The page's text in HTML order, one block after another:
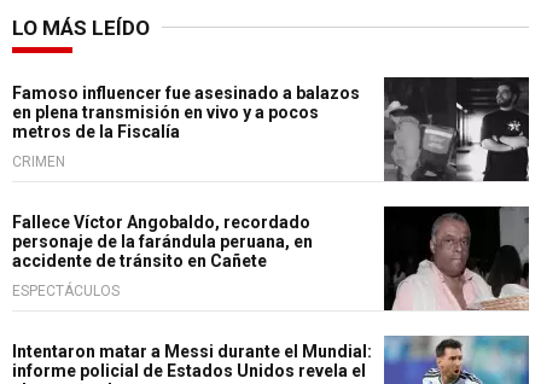
LO MÁS LEÍDO
Famoso influencer fue asesinado a balazos
en plena transmisión en vivo y a pocos
metros de la Fiscalía
CRIMEN
Fallece Víctor Angobaldo, recordado
personaje de la farándula peruana, en
accidente de tránsito en Cañete
ESPECTÁCULOS
Intentaron matar a Messi durante el Mundial:
informe policial de Estados Unidos revela el